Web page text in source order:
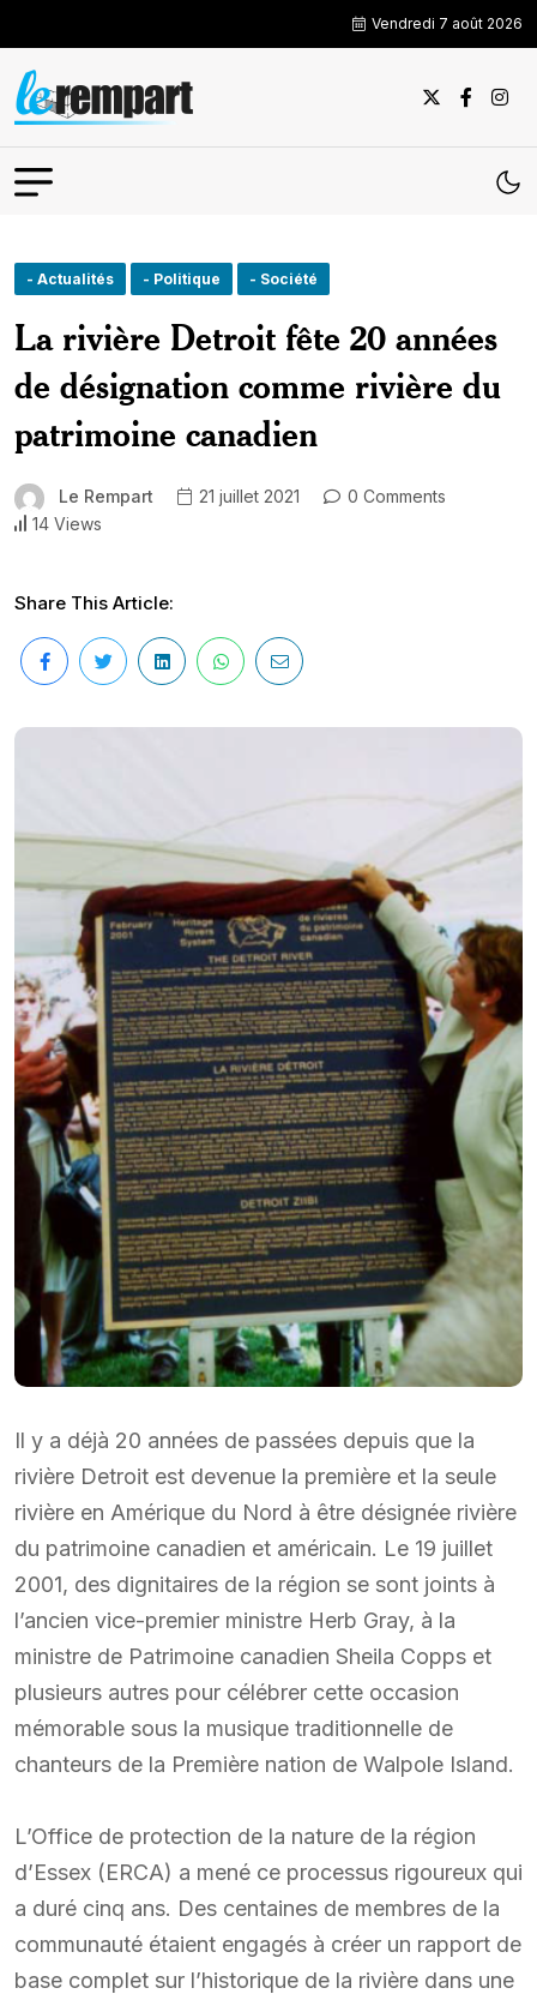
Vendredi 7 août 2026
- Actualités - Politique - Société
La rivière Detroit fête 20 années
de désignation comme rivière du
patrimoine canadien
Le Rempart 21 juillet 2021
0 Comments
14 Views
Share This Article:
Il y a déjà 20 années de passées depuis que la
rivière Detroit est devenue la première et la seule
rivière en Amérique du Nord à être désignée rivière
du patrimoine canadien et américain. Le 19 juillet
2001, des dignitaires de la région se sont joints à
l’ancien vice-premier ministre Herb Gray, à la
ministre de Patrimoine canadien Sheila Copps et
plusieurs autres pour célébrer cette occasion
mémorable sous la musique traditionnelle de
chanteurs de la Première nation de Walpole Island.
L’Office de protection de la nature de la région
d’Essex (ERCA) a mené ce processus rigoureux qui
a duré cinq ans. Des centaines de membres de la
communauté étaient engagés à créer un rapport de
base complet sur l’historique de la rivière dans une